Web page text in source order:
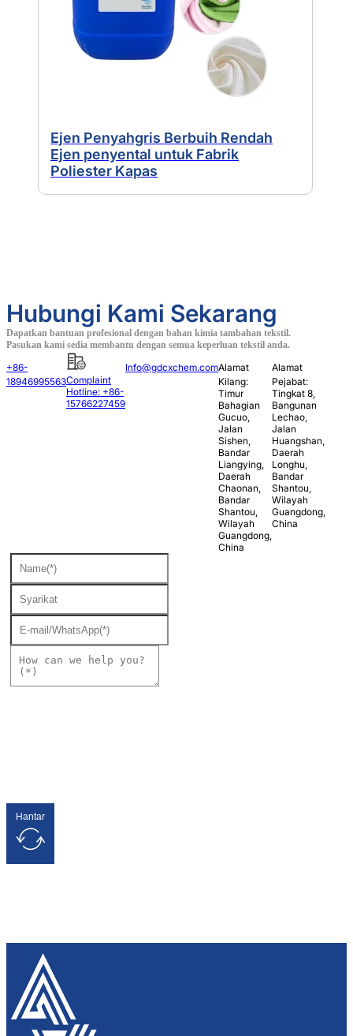
Ejen Penyahgris Berbuih Rendah
Ejen penyental untuk Fabrik
Poliester Kapas
Hubungi Kami Sekarang
Dapatkan bantuan profesional dengan bahan kimia tambahan tekstil.
Pasukan kami sedia membantu dengan semua keperluan tekstil anda.
+86-
18946995563Complaint
Hotline: +86-
15766227459
Info@gdcxchem.comAlamat
Kilang:
Timur
Bahagian
Gucuo,
Jalan
Sishen,
Bandar
Liangying,
Daerah
Chaonan,
Bandar
Shantou,
Wilayah
Guangdong,
China
Alamat
Pejabat:
Tingkat 8,
Bangunan
Lechao,
Jalan
Huangshan,
Daerah
Longhu,
Bandar
Shantou,
Wilayah
Guangdong,
China
Hantar